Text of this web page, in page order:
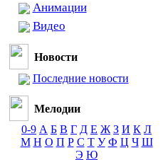
Анимации
Видео
Новости
Последние новости
Мелодии
0-9 А Б В Г Д Е Ж З И К Л
М Н О П Р С Т У Ф Ц Ч Ш
Э Ю